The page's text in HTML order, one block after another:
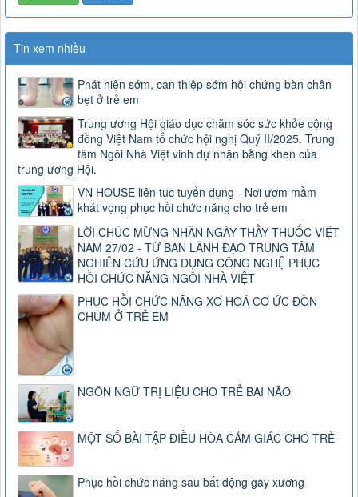
Tin xem nhiều
Phát hiện sớm, can thiệp sớm hội chứng bàn chân
bẹt ở trẻ em
Trung ương Hội giáo dục chăm sóc sức khỏe cộng
đồng Việt Nam tổ chức hội nghị Quý II/2025. Trung
tâm Ngôi Nhà Việt vinh dự nhận bằng khen của
trung ương Hội.
VN HOUSE liên tục tuyển dụng - Nơi ươm mầm
khát vọng phục hồi chức năng cho trẻ em
LỜI CHÚC MỪNG NHÂN NGÀY THẦY THUỐC VIỆT
NAM 27/02 - TỪ BAN LÃNH ĐẠO TRUNG TÂM
NGHIÊN CỨU ỨNG DỤNG CÔNG NGHỆ PHỤC
HỒI CHỨC NĂNG NGÔI NHÀ VIỆT
PHỤC HỒI CHỨC NĂNG XƠ HOÁ CƠ ỨC ĐÒN
CHŨM Ở TRẺ EM
NGÔN NGỮ TRỊ LIỆU CHO TRẺ BẠI NÃO
MỘT SỐ BÀI TẬP ĐIỀU HÒA CẢM GIÁC CHO TRẺ
Phục hồi chức năng sau bất động gãy xương